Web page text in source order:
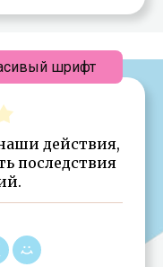
действия,
последствия
шрифт